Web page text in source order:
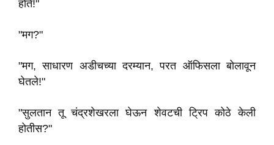
होते!"
"मग?"
"मग, साधारण अडीचच्या दरम्यान, परत ऑफिसला बोलावून
घेतले!"
"सुलतान तू चंद्रशेखरला घेऊन शेवटची ट्रिप कोठे केली
होतीस?"